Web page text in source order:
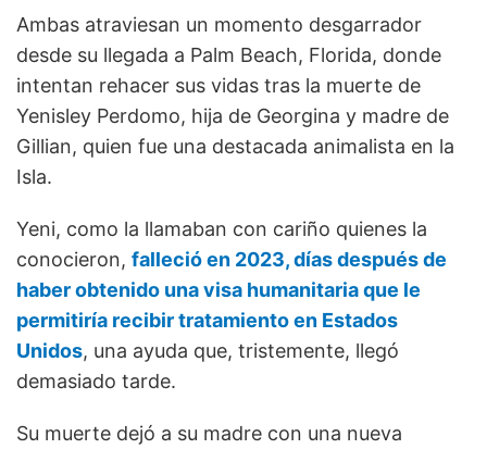
Ambas atraviesan un momento desgarrador
desde su llegada a Palm Beach, Florida, donde
intentan rehacer sus vidas tras la muerte de
Yenisley Perdomo, hija de Georgina y madre de
Gillian, quien fue una destacada animalista en la
Isla.
Yeni, como la llamaban con cariño quienes la
conocieron, falleció en 2023, días después de
haber obtenido una visa humanitaria que le
permitiría recibir tratamiento en Estados
Unidos, una ayuda que, tristemente, llegó
demasiado tarde.
Su muerte dejó a su madre con una nueva